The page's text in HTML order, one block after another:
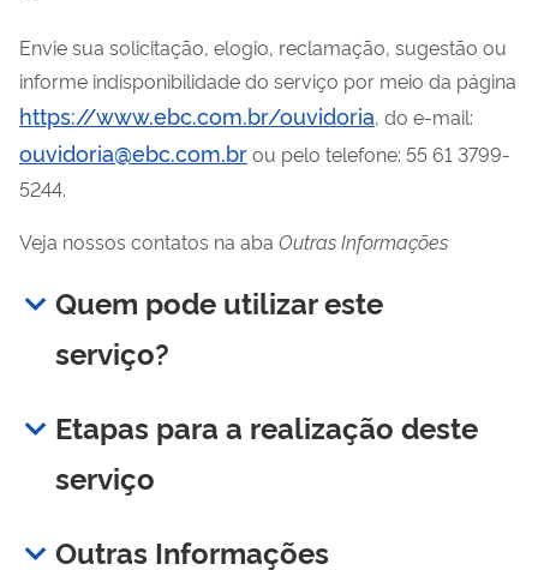
Envie sua solicitação, elogio, reclamação, sugestão ou
informe indisponibilidade do serviço por meio da página
https://www.ebc.com.br/ouvidoria, do e-mail:
ouvidoria@ebc.com.brou pelo telefone: 55 61 3799-
5244.
Veja nossos contatos na aba Outras Informações
Quem pode utilizar este
serviço?
Etapas para a realização deste
serviço
Outras Informações